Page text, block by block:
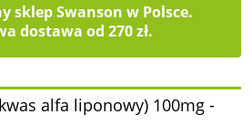
sklep Swanson w Polsce.
dostawa od 270 zł.
alfa liponowy) 100mg -